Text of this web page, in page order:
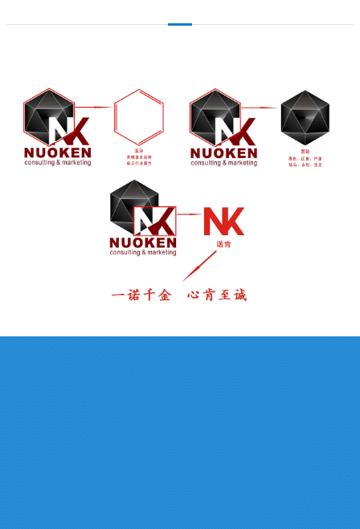
网入口资讯 人力资源
人才理念
人才招聘
薪酬福利
简历投递